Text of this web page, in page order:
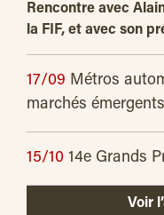
Rencontre avec
la FIF, et avec son
17/09 Métros
marchés émergents
15/10 14e Grands
Voir